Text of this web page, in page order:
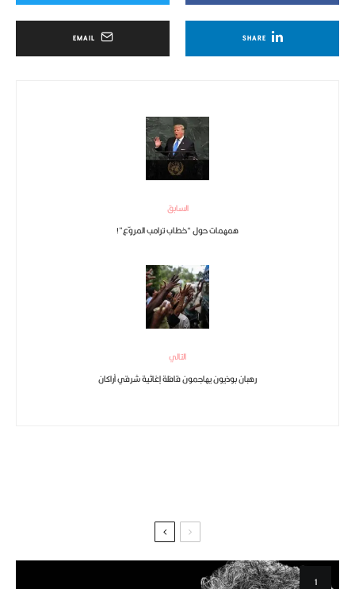
SHARE
EMAIL
السابق
همهمات حول “خطاب ترامب المروّع”!
التالي
رهبان بوذيون يهاجمون قافلة إغاثية شرقي أراكان